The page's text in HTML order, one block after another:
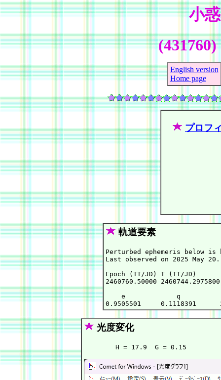
小
English version
Home page
プロフ
軌道要素
Perturbed ephemeris below is
Last observed on 2025 May 20.
Epoch (TT/JD) T (TT/
2460760.50000
e             q
光度変化